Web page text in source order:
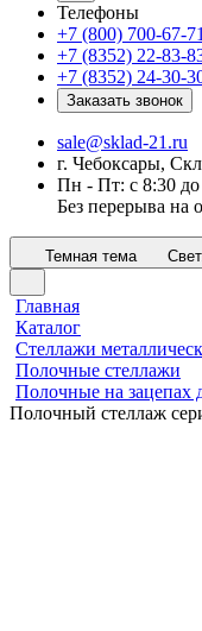
Телефоны
+7 (800) 700-67-71
+7 (8352) 22-83-
+7 (8352) 24-30-
Заказать звонок
sale@sklad-21.ru
г. Чебоксары,
Пн - Пт: с 8:30 до
Без перерыва на
Темная тема
Главная
Каталог
Стеллажи
Полочные стеллажи
Полочные на зацепах
Полочный стеллаж